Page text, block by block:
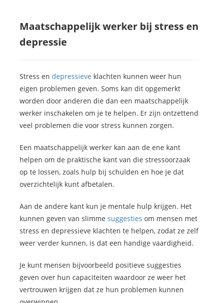
Maatschappelijk werker bij stress en
depressie
Stress en depressieve klachten kunnen weer hun
eigen problemen geven. Soms kan dit opgemerkt
worden door anderen die dan een maatschappelijk
werker inschakelen om je te helpen. Er zijn ontzettend
veel problemen die voor stress kunnen zorgen.
Een maatschappelijk werker kan aan de ene kant
helpen om de praktische kant van die stressoorzaak
op te lossen, zoals hulp bij schulden en hoe je dat
overzichtelijk kunt afbetalen.
Aan de andere kant kun je mentale hulp krijgen. Het
kunnen geven van slimme suggesties om mensen met
stress en depressieve klachten te helpen, zodat ze zelf
weer verder kunnen, is dat een handige vaardigheid.
Je kunt mensen bijvoorbeeld positieve suggesties
geven over hun capaciteiten waardoor ze weer het
vertrouwen krijgen dat ze hun problemen kunnen